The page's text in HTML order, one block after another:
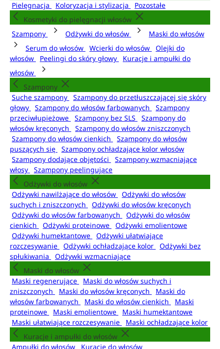
Pielęgnacja
Koloryzacja i stylizacja
Pozostałe
Kosmetyki do pielęgnacji włosów
Szampony
Odżywki do włosów
Maski do włosów
Serum do włosów
Wcierki do włosów
Olejki do
włosów
Peelingi do skóry głowy
Kuracje i ampułki do
włosów
Szampony
Suche szampony
Szampony do przetłuszczającej się skóry
głowy
Szampony do włosów farbowanych
Szampony
przeciwłupieżowe
Szampony bez SLS
Szampony do
włosów kręconych
Szampony do włosów zniszczonych
Szampony do włosów cienkich
Szampony do włosów
puszących się
Szampony ochładzające kolor włosów
Szampony dodające objętości
Szampony wzmacniające
włosy
Szampony peelingujące
Odżywki do włosów
Odżywki nawilżające do włosów
Odżywki do włosów
suchych i zniszczonych
Odżywki do włosów kręconych
Odżywki do włosów farbowanych
Odżywki do włosów
cienkich
Odżywki proteinowe
Odżywki emolientowe
Odżywki humektantowe
Odżywki ułatwiające
rozczesywanie
Odżywki ochładzające kolor
Odżywki bez
spłukiwania
Odżywki wzmacniające
Maski do włosów
Maski regenerujące
Maski do włosów suchych i
zniszczonych
Maski do włosów kręconych
Maski do
włosów farbowanych
Maski do włosów cienkich
Maski
proteinowe
Maski emolientowe
Maski humektantowe
Maski ułatwiające rozczesywanie
Maski ochładzające kolor
Kuracje i ampułki do włosów
Ampułki do włosów
Kuracje do włosów